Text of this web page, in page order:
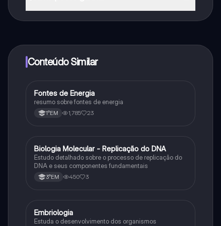
Conteúdo Similar
Biologia
Fontes de Energia
resumo sobre fontes de energia
1°EM 1,785 23
Ciência
Biologia Molecular - Replicação do DNA
Estudo detalhado sobre o processo de replicação do
DNA e seus componentes fundamentais
3°EM 450 3
Biologia
Embriologia
Estuda o desenvolvimento dos organismos